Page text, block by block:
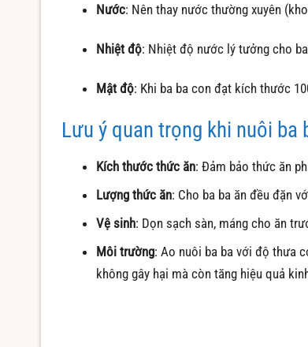
Nước: Nên thay nước thường xuyên
Nhiệt độ: Nhiệt độ nước lý tưởng cho
Mật độ: Khi ba ba con đạt kích thước
Lưu ý quan trọng khi nuôi ba
Kích thước thức ăn: Đảm bảo thức ăn
Lượng thức ăn: Cho ba ba ăn đều đặn
Vệ sinh: Dọn sạch sàn, máng cho ăn
Môi trường: Ao nuôi ba ba với độ thưa
không gây hại mà còn tăng hiệu quả